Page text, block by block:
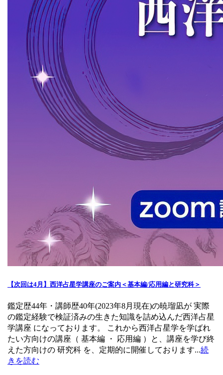
【次回は4月】西洋占星学講座のご案内＜基本編/応用編と研究科＞
鑑定歴44年・講師歴40年(2023年8月現在)の暁瑠凪が 実際
の鑑定経験で検証済みの生きた知識を詰め込んだ西洋占星
学講座 になっております。 これから西洋占星学を学ばれ
たい方向けの講座（ 基本編 ・ 応用編 ）と、講座を学び終
えた方向けの 研究科 を、定期的に開催しております...続
きを読む